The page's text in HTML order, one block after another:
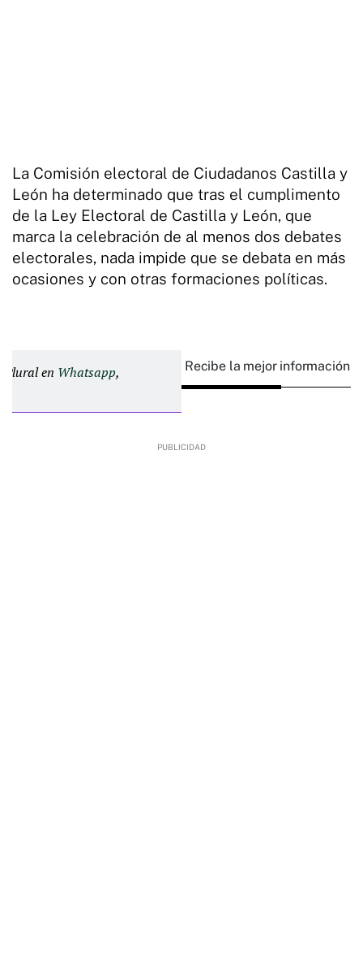
La Comisión electoral de Ciudadanos Castilla y
León ha determinado que tras el cumplimento
de la Ley Electoral de Castilla y León, que
marca la celebración de al menos dos debates
electorales, nada impide que se debata en más
ocasiones y con otras formaciones políticas.
Plural en Whatsapp, Recibe la mejor información